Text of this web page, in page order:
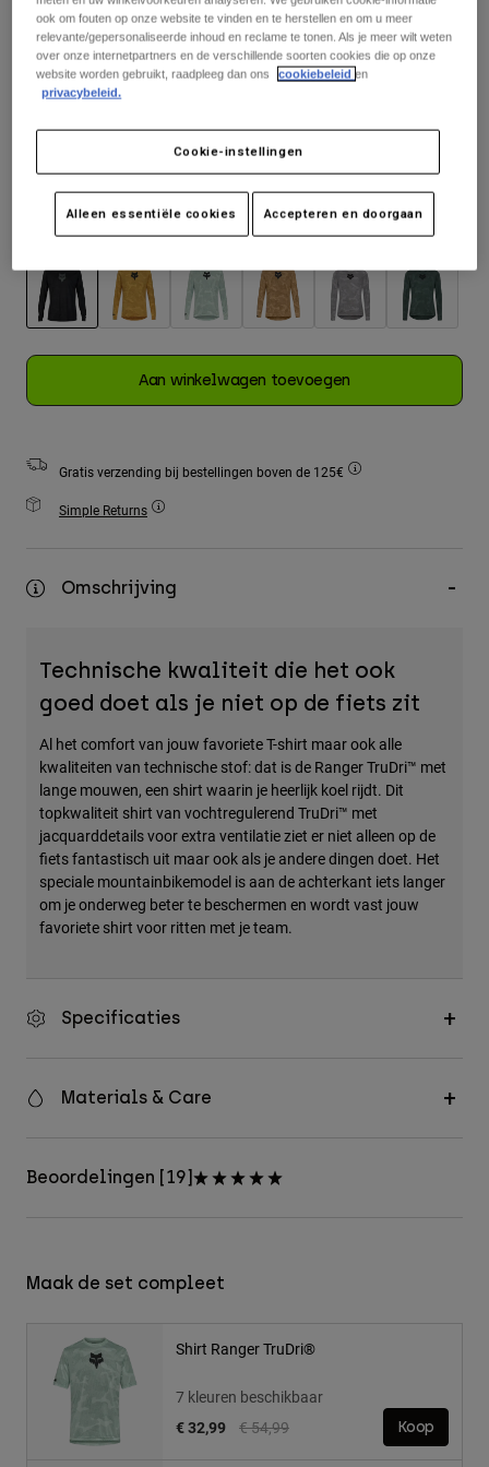
Ontdek MTB
MTB Gear Guides
Ontdek MTB
Product Help
Moto Gear Guides
Helmet Care Guide
Boot Care Guide
T-shirts
Hoodies
Alles bekijken
Accessoires
Socks
Stickers
Other Accessories
Alles bekijken
Jackets
Socks
Alles bekijken
Jackets
Broeken
Accessories
Bags & Backpacks
Matentabel
geselecteerd
L XL
Kleur -Zwart
Aan winkelwagen toevoegen
Gratis verzending bij bestellingen boven de 125€
Simple Returns
Omschrijving
Technische kwaliteit die het ook
goed doet als je niet op de fiets zit
Al het comfort van jouw favoriete T-shirt maar ook alle
kwaliteiten van technische stof: dat is de Ranger TruDri™ met
lange mouwen, een shirt waarin je heerlijk koel rijdt. Dit
topkwaliteit shirt van vochtregulerend TruDri™ met
jacquarddetails voor extra ventilatie ziet er niet alleen op de
fiets fantastisch uit maar ook als je andere dingen doet. Het
speciale mountainbikemodel is aan de achterkant iets langer
om je onderweg beter te beschermen en wordt vast jouw
favoriete shirt voor ritten met je team.
Specificaties
Materials & Care
Beoordelingen [19]
Maak de set compleet
Shirt Ranger TruDri®
7 kleuren beschikbaar
Price reduced from
€ 54,99to
€ 32,99 Koop
ook om fouten op onze website te vinden en te herstellen en om u meer
relevante/gepersonaliseerde inhoud en reclame te tonen. Als je meer wilt weten
over onze internetpartners en de verschillende soorten cookies die op onze
website worden gebruikt, raadpleeg dan ons
cookiebeleid en
privacybeleid.
Cookie-instellingen
Alleen essentiële cookies Accepteren en doorgaan